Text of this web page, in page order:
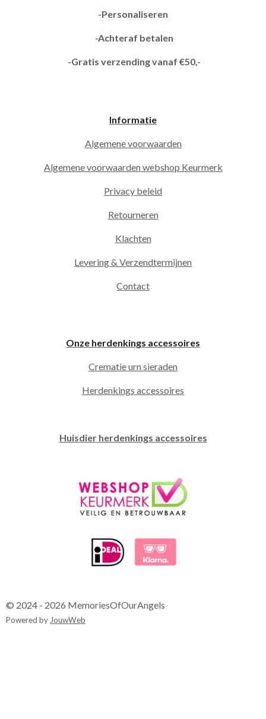
-Personaliseren
-Achteraf betalen
-Gratis verzending vanaf €50,-
Informatie
Algemene voorwaarden
Algemene voorwaarden webshop Keurmerk
Privacy beleid
Retourneren
Klachten
Levering & Verzendtermijnen
Contact
Onze herdenkings accessoires
Crematie urn sieraden
Herdenkings accessoires
Huisdier herdenkings accessoires
© 2024 - 2026 MemoriesOfOurAngels
Powered byJouwWeb